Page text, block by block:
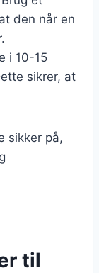
den når en
i 10-15
sikrer, at
sikker på,
til